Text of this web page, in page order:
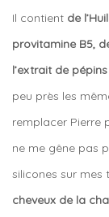
Il contient de l’
provitamine B5,
l’extrait de
peu près les
remplacer Pierre
ne me gêne pas
silicones sur mes
cheveux de la